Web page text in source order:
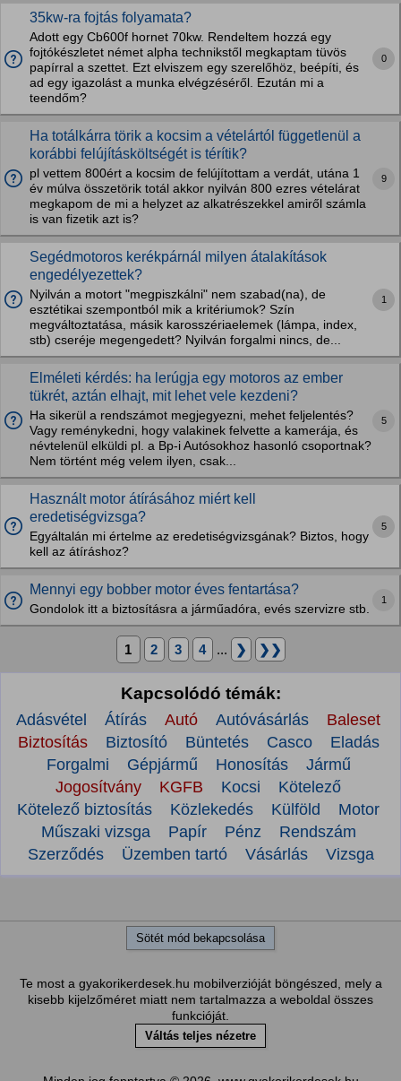
35kw-ra fojtás folyamata?
Adott egy Cb600f hornet 70kw. Rendeltem hozzá egy
fojtókészletet német alpha technikstől megkaptam tüvös
papírral a szettet. Ezt elviszem egy szerelőhöz, beépíti, és
ad egy igazolást a munka elvégzéséről. Ezután mi a
teendőm?
0
Ha totálkárra törik a kocsim a vételártól függetlenül a
korábbi felújításköltségét is térítik?
pl vettem 800ért a kocsim de felújítottam a verdát, utána 1
év múlva összetörik totál akkor nyilván 800 ezres vételárat
megkapom de mi a helyzet az alkatrészekkel amiről számla
is van fizetik azt is?
9
Segédmotoros kerékpárnál milyen átalakítások
engedélyezettek?
Nyilván a motort "megpiszkálni" nem szabad(na), de
esztétikai szempontból mik a kritériumok? Szín
megváltoztatása, másik karosszériaelemek (lámpa, index,
stb) cseréje megengedett? Nyilván forgalmi nincs, de...
1
Elméleti kérdés: ha lerúgja egy motoros az ember
tükrét, aztán elhajt, mit lehet vele kezdeni?
Ha sikerül a rendszámot megjegyezni, mehet feljelentés?
Vagy reménykedni, hogy valakinek felvette a kamerája, és
névtelenül elküldi pl. a Bp-i Autósokhoz hasonló csoportnak?
Nem történt még velem ilyen, csak...
5
Használt motor átírásához miért kell
eredetiségvizsga?
Egyáltalán mi értelme az eredetiségvizsgának? Biztos, hogy
kell az átíráshoz?
5
Mennyi egy bobber motor éves fentartása?
Gondolok itt a biztosításra a járműadóra, evés szervizre stb.
1
1 2 3 4 ... ❯ ❯❯
Kapcsolódó témák:
Adásvétel Átírás Autó Autóvásárlás
Baleset
Biztosítás
Biztosító Büntetés Casco
Eladás
Forgalmi
Gépjármű Honosítás
Jármű
Jogosítvány
KGFB Kocsi
Kötelező
Kötelező biztosítás
Közlekedés Külföld
Motor
Műszaki vizsga
Papír Pénz
Rendszám
Szerződés
Üzemben tartó Vásárlás Vizsga
Sötét mód bekapcsolása
Te most a gyakorikerdesek.hu mobilverzióját böngészed, mely a
kisebb kijelzőméret miatt nem tartalmazza a weboldal összes
funkcióját.
Váltás teljes nézetre